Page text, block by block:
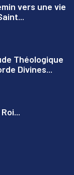
vers une vie
Théologique
Divines...